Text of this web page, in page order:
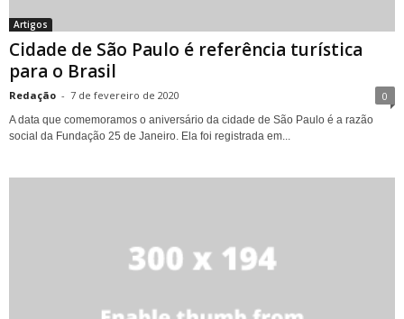
Artigos
Cidade de São Paulo é referência turística
para o Brasil
Redação - 7 de fevereiro de 2020 0
A data que comemoramos o aniversário da cidade de São Paulo é a razão
social da Fundação 25 de Janeiro. Ela foi registrada em...